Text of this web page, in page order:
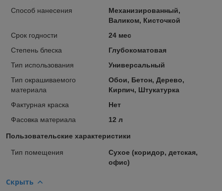
Способ нанесения
Механизированный,
Валиком, Кисточкой
Срок годности
24 мес
Степень блеска
Глубокоматовая
Тип использования
Универсальный
Тип окрашиваемого
материала
Обои, Бетон, Дерево,
Кирпич, Штукатурка
Фактурная краска
Нет
Фасовка материала
12 л
Пользовательские характеристики
Тип помещения
Сухое (коридор, детская,
офис)
Скрыть